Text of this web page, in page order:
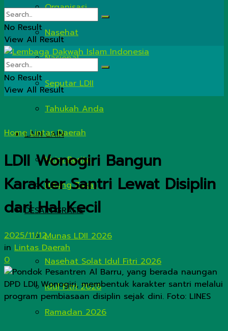
Organisasi
Nasehat
Nasional
Seputar LDII
Tahukah Anda
LAIN LAIN
Kirim Berita
Hitung Zakat
DESAIN GRAFIS
Munas LDII 2026
Nasehat Solat Idul Fitri 2026
Idul Fitri 2026
Ramadan 2026
No Result
View All Result
No Result
View All Result
Home Lintas Daerah
LDII Wonogiri Bangun
Karakter Santri Lewat Disiplin
dari Hal Kecil
2025/11/12
in Lintas Daerah
0